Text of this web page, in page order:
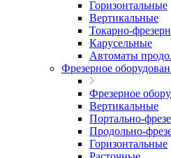
Горизонтальные
Вертикальные
Токарно-
Карусельные
Автоматы
Фрезерное
Фрезерное
Вертикальные
Портально-
Продольно-
Горизонтальные